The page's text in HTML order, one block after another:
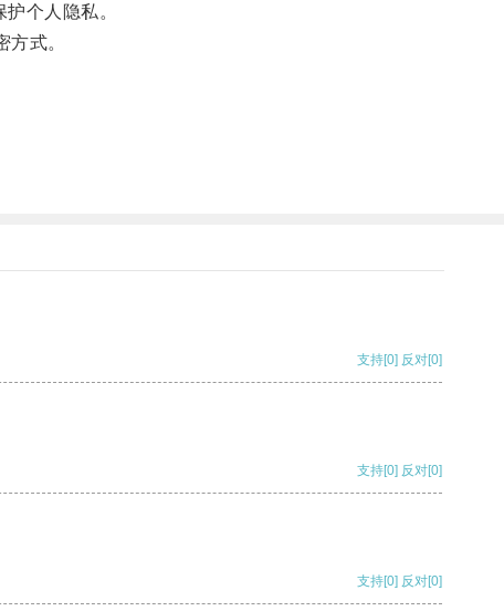
个人隐私。
式。
支持[0] 反对[0]
支持[0] 反对[0]
支持[0] 反对[0]